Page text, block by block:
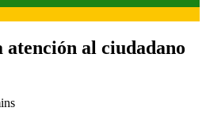
atención al ciudadano